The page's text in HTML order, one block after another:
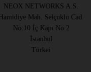
NEOX NETWORKS A.S.
Hamidiye Mah. Selçuklu Cad.
No:10 İç Kapı No:2
İstanbul
Türkei